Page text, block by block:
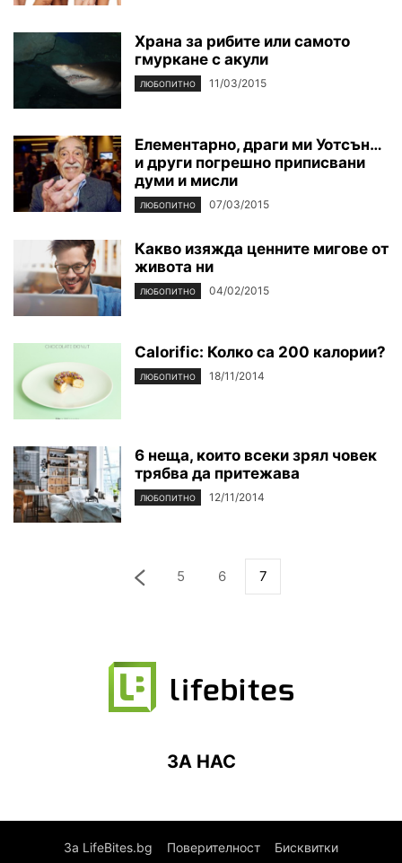
Храна за рибите или самото
гмуркане с акули
ЛЮБОПИТНО 11/03/2015
Елементарно, драги ми Уотсън…
и други погрешно приписвани
думи и мисли
ЛЮБОПИТНО 07/03/2015
Какво изяжда ценните мигове от
живота ни
ЛЮБОПИТНО 04/02/2015
Calorific: Колко са 200 калории?
ЛЮБОПИТНО 18/11/2014
6 неща, които всеки зрял човек
трябва да притежава
ЛЮБОПИТНО 12/11/2014
5 6 7
ЗА НАС
За LifeBites.bg Поверителност Бисквитки